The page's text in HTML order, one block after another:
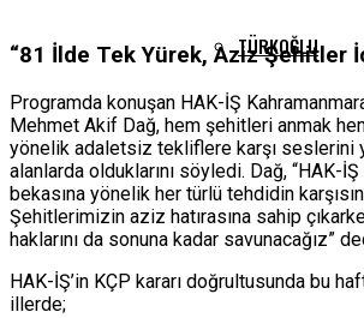
TÜRKOĞLU
“81 İlde Tek Yürek, Aziz Şehitler
Programda konuşan HAK-İŞ
Mehmet Akif Dağ, hem şehitleri anmak
yönelik adaletsiz tekliflere karşı seslerini
alanlarda olduklarını söyledi. Dağ, “HAK-
bekasına yönelik her türlü tehdidin
Şehitlerimizin aziz hatırasına sahip
haklarını da sonuna kadar savunacağız”
HAK-İŞ’in KÇP kararı doğrultusunda bu
illerde;